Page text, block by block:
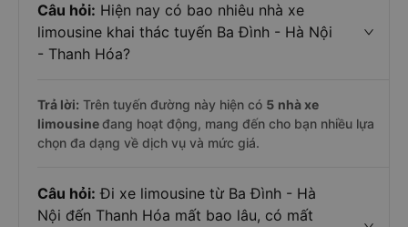
Câu hỏi: Hiện nay có bao nhiêu nhà xe
limousine khai thác tuyến Ba Đình - Hà Nội
- Thanh Hóa?
Trả lời: Trên tuyến đường này hiện có 5 nhà xe
limousineđang hoạt động, mang đến cho bạn nhiều lựa
chọn đa dạng về dịch vụ và mức giá.
Câu hỏi: Đi xe limousine từ Ba Đình - Hà
Nội đến Thanh Hóa mất bao lâu, có mất